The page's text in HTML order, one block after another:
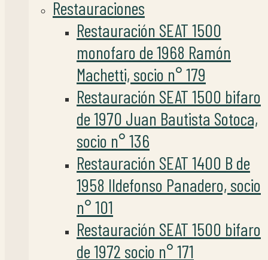
Restauraciones
Restauración SEAT 1500
monofaro de 1968 Ramón
Machetti, socio n° 179
Restauración SEAT 1500 bifaro
de 1970 Juan Bautista Sotoca,
socio n° 136
Restauración SEAT 1400 B de
1958 Ildefonso Panadero, socio
n° 101
Restauración SEAT 1500 bifaro
de 1972 socio n° 171